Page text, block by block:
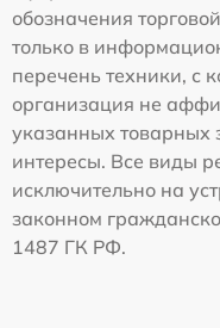
обозначения
только в
перечень техники, с
организация не
указанных товарных
интересы. Все виды
исключительно на
законном
1487 ГК РФ.